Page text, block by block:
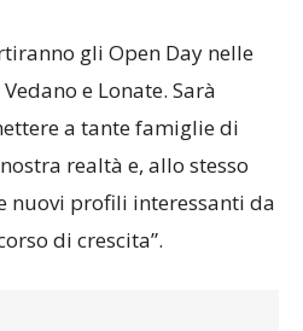
gli Open Day nelle
e Lonate. Sarà
a tante famiglie di
realtà e, allo stesso
nuovi profili interessanti da
di crescita”.